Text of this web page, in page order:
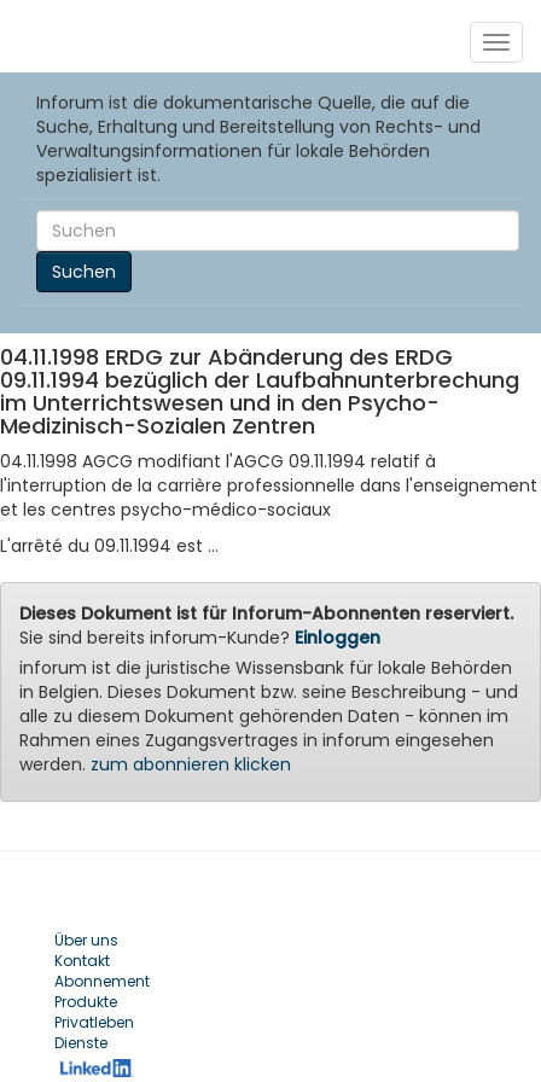
Inforum ist die dokumentarische Quelle, die auf die
Suche, Erhaltung und Bereitstellung von Rechts- und
Verwaltungsinformationen für lokale Behörden
spezialisiert ist.
Suchen
04.11.1998 ERDG zur Abänderung des ERDG
09.11.1994 bezüglich der Laufbahnunterbrechung
im Unterrichtswesen und in den Psycho-
Medizinisch-Sozialen Zentren
04.11.1998 AGCG modifiant l'AGCG 09.11.1994 relatif à
l'interruption de la carrière professionnelle dans l'enseignement
et les centres psycho-médico-sociaux
L'arrêté du 09.11.1994 est ...
Dieses Dokument ist für Inforum-Abonnenten reserviert.
Sie sind bereits inforum-Kunde? Einloggen
inforum ist die juristische Wissensbank für lokale Behörden
in Belgien. Dieses Dokument bzw. seine Beschreibung - und
alle zu diesem Dokument gehörenden Daten - können im
Rahmen eines Zugangsvertrages in inforum eingesehen
werden. zum abonnieren klicken
Über uns
Kontakt
Abonnement
Produkte
Privatleben
Dienste